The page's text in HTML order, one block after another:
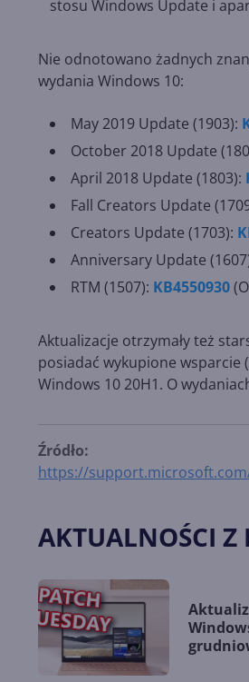
stosu Windows Update i
Nie odnotowano żadnych
wydania Windows 10:
May 2019 Update (1903):
October 2018 Update
April 2018 Update (1803):
Fall Creators Update
Creators Update (1703):
Anniversary Update
RTM (1507): KB4550930
Aktualizacje otrzymały też
posiadać wykupione wsparcie
Windows 10 20H1. O
Źródło:
https://support.microsoft.com/
AKTUALNOŚCI Z